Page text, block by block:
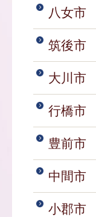
八女市
筑後市
大川市
行橋市
豊前市
中間市
小郡市